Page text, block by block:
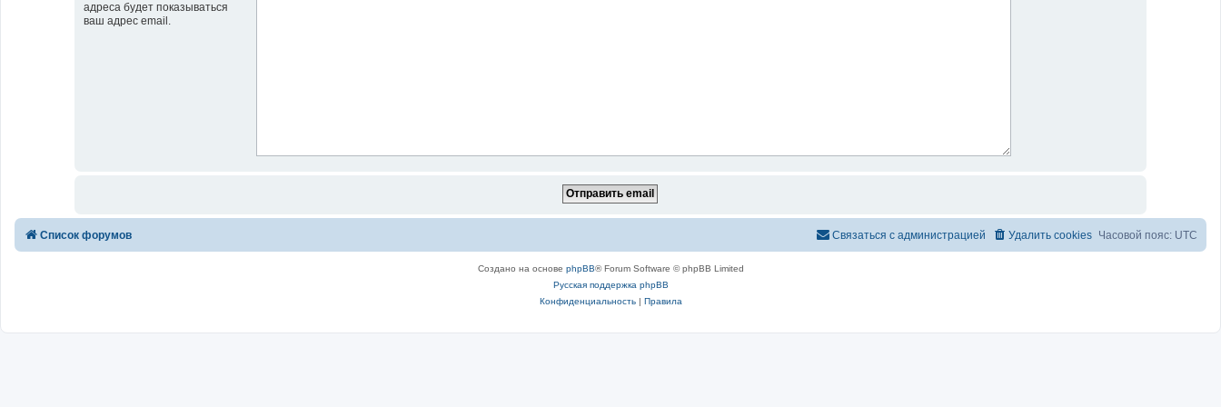
адреса будет показываться
ваш адрес email.
Список форумов Часовой пояс: UTC
Удалить cookies
Связаться с администрацией
Создано на основе phpBB® Forum Software © phpBB Limited
Русская поддержка phpBB
Конфиденциальность| Правила